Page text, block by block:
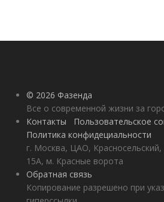
© 2026 Фазенда
Все о современной жизни за
Контакты
Пользовательское
Политика конфидециальности
г. Москва, ЦАО, Красносельский,
15А, м. Красные ворота
Обратная связь
Копирование разрешено при